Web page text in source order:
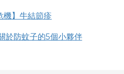
機】牛結節疹
於防蚊子的5個小夥伴